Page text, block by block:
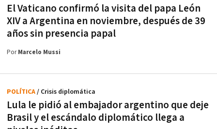
El Vaticano confirmó la visita del papa León
XIV a Argentina en noviembre, después de 39
años sin presencia papal
PorMarcelo Mussi
Lula le pidió al embajador argentino que deje
Brasil y el escándalo diplomático llega a
POLÍTICA/ Crisis diplomática